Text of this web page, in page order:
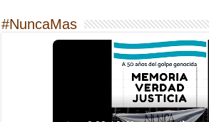
#NuncaMas